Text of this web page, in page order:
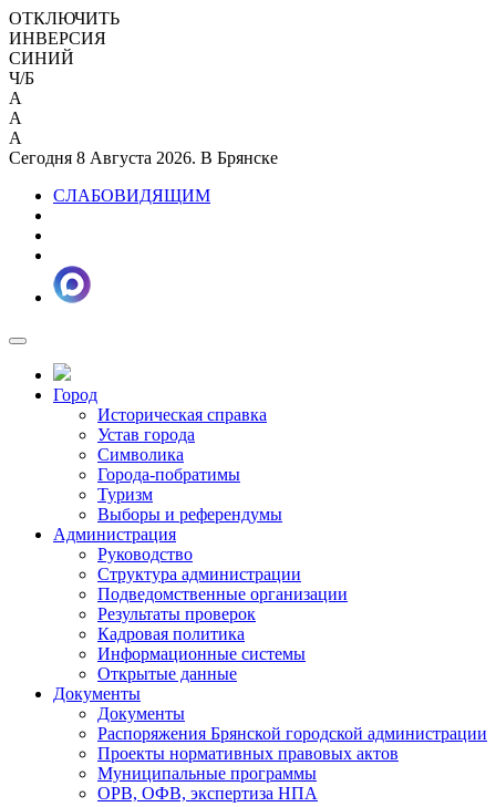
ОТКЛЮЧИТЬ
ИНВЕРСИЯ
СИНИЙ
Ч/Б
A
A
A
Сегодня 8 Августа 2026. В Брянске
СЛАБОВИДЯЩИМ
Город
Историческая справка
Устав города
Символика
Города-побратимы
Туризм
Выборы и референдумы
Администрация
Руководство
Структура администрации
Подведомственные организации
Результаты проверок
Кадровая политика
Информационные системы
Открытые данные
Документы
Документы
Распоряжения Брянской городской администрации
Проекты нормативных правовых актов
Муниципальные программы
ОРВ, ОФВ, экспертиза НПА